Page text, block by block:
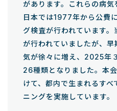
があります。これらの病気
日本では1977年から公費
グ検査が行われています
が行われていましたが、
気が徐々に増え、2025年
26種類となりました。本
けて、都内で生まれるす
ニングを実施しています。